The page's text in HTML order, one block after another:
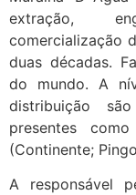
extração,
comercialização
duas décadas.
do mundo. A
distribuição
presentes
(Continente;
A responsável